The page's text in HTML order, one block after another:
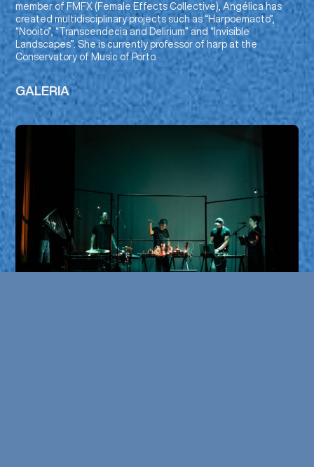
member of FMFX (Female Effects Collective), Angélica has
created multidisciplinary projects such as “Harpoemacto”,
“Nooito”, “Transcendecia and Delirium” and “Invisible
Landscapes”. She is currently professor of harp at the
Conservatory of Music of Porto.
GALERIA
Phonospermia